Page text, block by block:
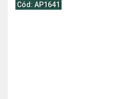
Cód: AP1641